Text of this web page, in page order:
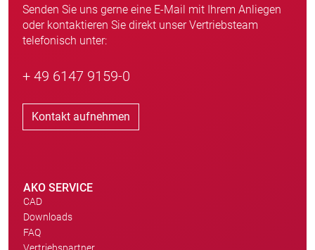
Senden Sie uns gerne eine E-Mail mit Ihrem Anliegen
oder kontaktieren Sie direkt unser Vertriebsteam
telefonisch unter:
+ 49 6147 9159-0
Kontakt aufnehmen
AKO SERVICE
CAD
Downloads
FAQ